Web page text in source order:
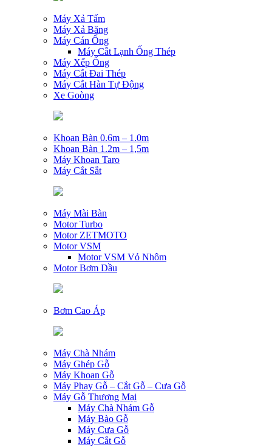
Máy Xả Tấm
Máy Xả Băng
Máy Cán Ống
Máy Cắt Lạnh Ống Thép
Máy Xếp Ống
Máy Cắt Đai Thép
Máy Cắt Hàn Tự Động
Xe Goòng
Khoan Bàn 0.6m – 1.0m
Khoan Bàn 1.2m – 1,5m
Máy Khoan Taro
Máy Cắt Sắt
Máy Mài Bàn
Motor Turbo
Motor ZETMOTO
Motor VSM
Motor VSM Vỏ Nhôm
Motor Bơm Dầu
Bơm Cao Áp
Máy Chà Nhám
Máy Ghép Gỗ
Máy Khoan Gỗ
Máy Phay Gỗ – Cắt Gỗ – Cưa Gỗ
Máy Gỗ Thương Mại
Máy Chà Nhám Gỗ
Máy Bào Gỗ
Máy Cưa Gỗ
Máy Cắt Gỗ